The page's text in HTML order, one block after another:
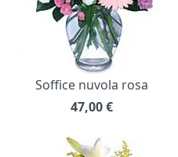
Soffice nuvola rosa
47,00€